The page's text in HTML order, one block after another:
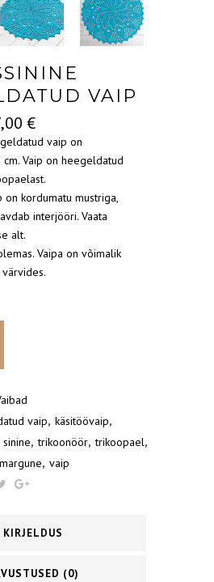
VAIP
€.
€Current
price
is:
67,00 €.
vaip on
Vaip on heegeldatud
on kordumatu mustriga,
interjööri. Vaata
alt.
Vaipa on võimalik
vaip, käsitöövaip,
sinine, trikoonöör, trikoopael,
, vaip
KIRJELDUS
(0)